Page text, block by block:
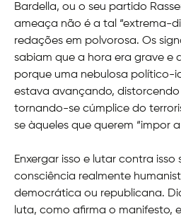
Bardella, ou o seu partido
ameaça não é a tal “extrema-
redações em polvorosa. Os
sabiam que a hora era grave e
porque uma nebulosa político-
estava avançando,
tornando-se cúmplice do
se àqueles que querem “impor
Enxergar isso e lutar contra isso
consciência realmente
democrática ou republicana.
luta, como afirma o manifesto,